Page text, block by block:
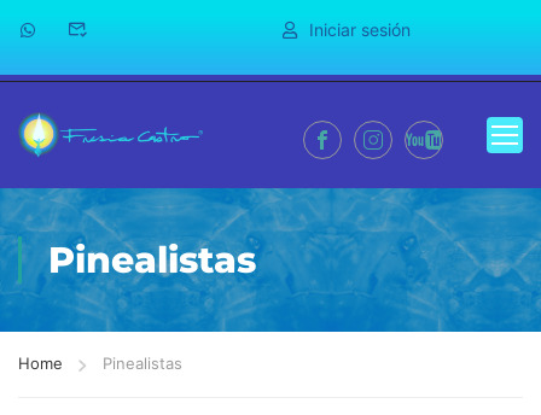
Iniciar sesión
Pinealistas
Home Pinealistas